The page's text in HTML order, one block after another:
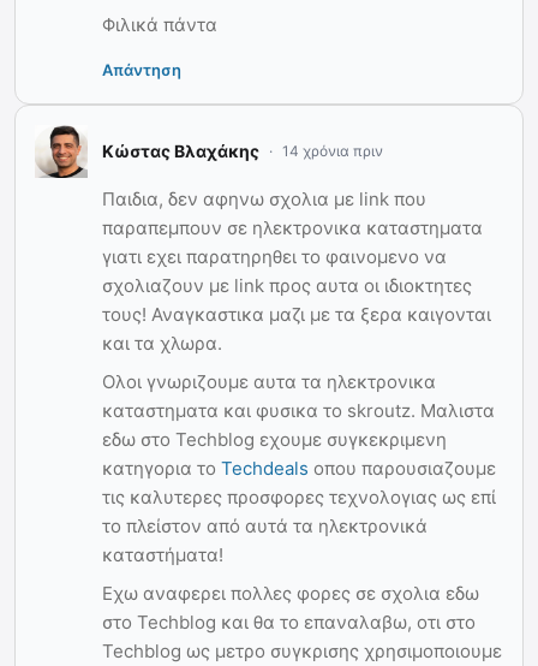
Φιλικά πάντα
Απάντηση
Κώστας Βλαχάκης 14 χρόνια πριν
Παιδια, δεν αφηνω σχολια με link που
παραπεμπουν σε ηλεκτρονικα καταστηματα
γιατι εχει παρατηρηθει το φαινομενο να
σχολιαζουν με link προς αυτα οι ιδιοκτητες
τους! Αναγκαστικα μαζι με τα ξερα καιγονται
και τα χλωρα.
Ολοι γνωριζουμε αυτα τα ηλεκτρονικα
καταστηματα και φυσικα το skroutz. Μαλιστα
εδω στο Techblog εχουμε συγκεκριμενη
κατηγορια το Techdeals οπου παρουσιαζουμε
τις καλυτερες προσφορες τεχνολογιας ως επί
το πλείστον από αυτά τα ηλεκτρονικά
καταστήματα!
Εχω αναφερει πολλες φορες σε σχολια εδω
στο Techblog και θα το επαναλαβω, οτι στο
Techblog ως μετρο συγκρισης χρησιμοποιουμε